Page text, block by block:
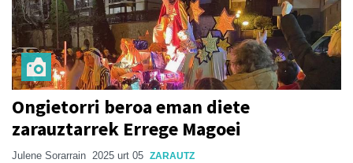
Ongietorri beroa eman diete
zarauztarrek Errege Magoei
Julene Sorarrain 2025 urt 05 ZARAUTZ